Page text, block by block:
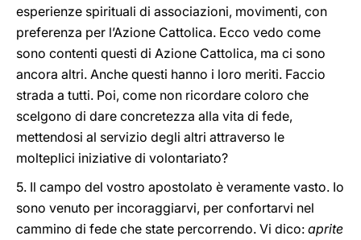
esperienze spirituali di associazioni, movimenti, con
preferenza per l’Azione Cattolica. Ecco vedo come
sono contenti questi di Azione Cattolica, ma ci sono
ancora altri. Anche questi hanno i loro meriti. Faccio
strada a tutti. Poi, come non ricordare coloro che
scelgono di dare concretezza alla vita di fede,
mettendosi al servizio degli altri attraverso le
molteplici iniziative di volontariato?
5. Il campo del vostro apostolato è veramente vasto. Io
sono venuto per incoraggiarvi, per confortarvi nel
cammino di fede che state percorrendo. Vi dico: aprite